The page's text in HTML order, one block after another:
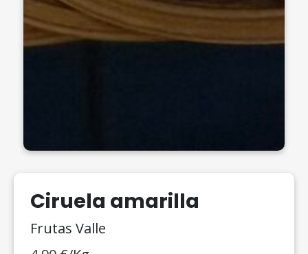
Ciruela amarilla
Frutas Valle